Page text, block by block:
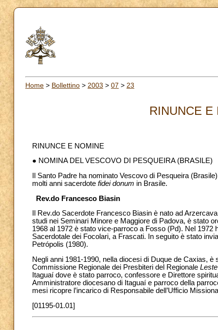
Home > Bollettino > 2003 > 07 > 23
RINUNCE E
RINUNCE E NOMINE
● NOMINA DEL VESCOVO DI PESQUEIRA (BRASILE)
Il Santo Padre ha nominato Vescovo di Pesqueira
molti anni sacerdote fidei donum in Brasile.
Rev.do Francesco Biasin
Il Rev.do Sacerdote Francesco Biasin è nato ad
studi nei Seminari Minore e Maggiore di Padova, è stato
1968 al 1972 è stato vice-parroco a Fosso (Pd). Nel
Sacerdotale dei Focolari, a Frascati. In seguito è stato
Petrópolis (1980).
Negli anni 1981-1990, nella diocesi di Duque de Caxias,
Commissione Regionale dei Presbiteri del Regionale
Itaguaí dove è stato parroco, confessore e Direttore
Amministratore diocesano di Itaguaí e parroco della
mesi ricopre l’incarico di Responsabile dell’Ufficio
[01195-01.01]